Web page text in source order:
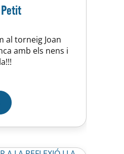
al torneig Joan
amb els nens i